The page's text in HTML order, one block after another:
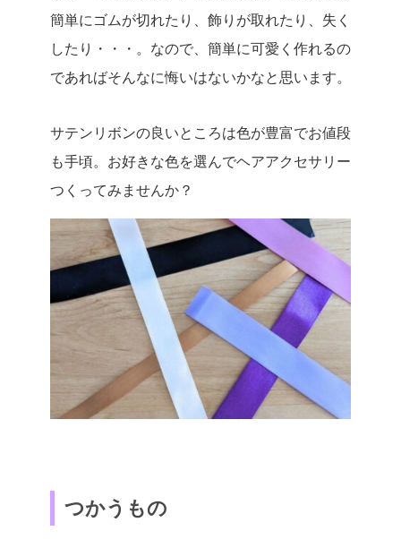
簡単にゴムが切れたり、飾りが取れたり、失く
したり・・・。なので、簡単に可愛く作れるの
であればそんなに悔いはないかなと思います。
サテンリボンの良いところは色が豊富でお値段
も手頃。お好きな色を選んでヘアアクセサリー
つくってみませんか？
つかうもの